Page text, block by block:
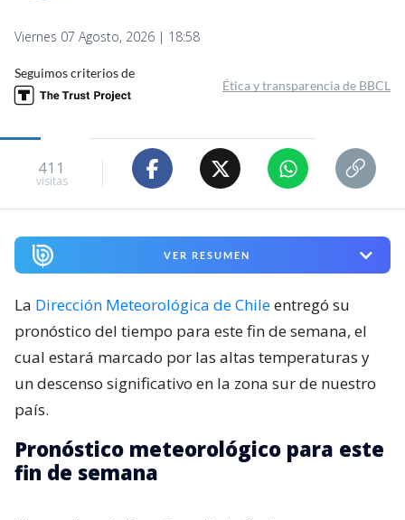
Viernes 07 Agosto, 2026 | 18:58
Seguimos criterios de
Ética y transparencia de BBCL
411
visitas
VER RESUMEN
La Dirección Meteorológica de Chileentregó su
pronóstico del tiempo para este fin de semana, el
cual estará marcado por las altas temperaturas y
un descenso significativo en la zona sur de nuestro
país.
Pronóstico meteorológico para este
fin de semana